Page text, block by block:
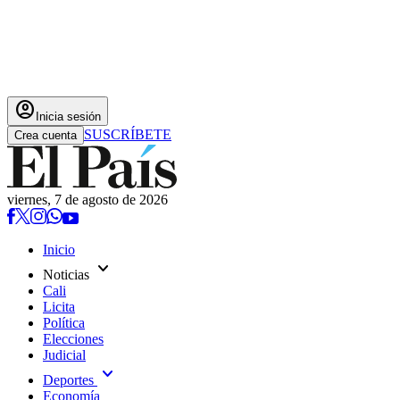
account_circle Inicia sesión
Crea cuenta SUSCRÍBETE
viernes, 7 de agosto de 2026
Inicio
Noticias expand_more
Cali
Licita
Política
Elecciones
Judicial
Deportes expand_more
Economía